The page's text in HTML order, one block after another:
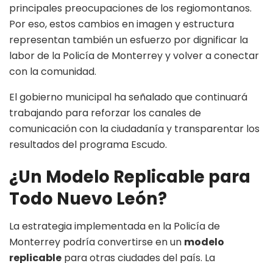
principales preocupaciones de los regiomontanos.
Por eso, estos cambios en imagen y estructura
representan también un esfuerzo por dignificar la
labor de la Policía de Monterrey y volver a conectar
con la comunidad.
El gobierno municipal ha señalado que continuará
trabajando para reforzar los canales de
comunicación con la ciudadanía y transparentar los
resultados del programa Escudo.
¿Un Modelo Replicable para
Todo Nuevo León?
La estrategia implementada en la Policía de
Monterrey podría convertirse en un modelo
replicable para otras ciudades del país. La